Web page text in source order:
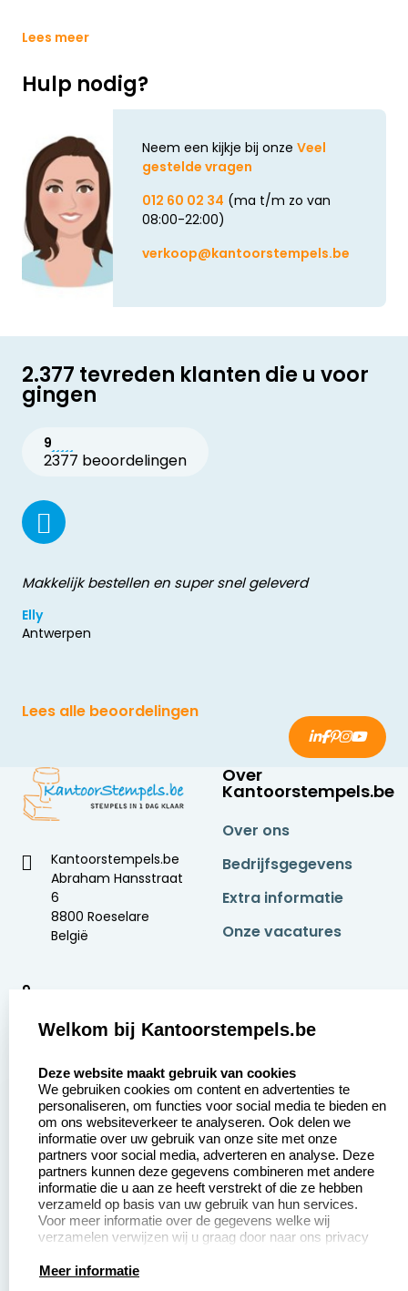
Lees meer
Hulp nodig?
Neem een kijkje bij onze Veel
gestelde vragen
012 60 02 34 (ma t/m zo van
08:00-22:00)
verkoop@kantoorstempels.be
2.377 tevreden klanten die u voor
gingen
9
2377 beoordelingen
Makkelijk bestellen en super snel geleverd
Elly
Antwerpen
Lees alle beoordelingen
Kantoorstempels.be
Abraham Hansstraat
6
8800 Roeselare
België
9
Over
Kantoorstempels.be
Over ons
Bedrijfsgegevens
Extra informatie
Onze vacatures
Aanvraag op maat
Betaling &
Verzending
Wederverkoper
worden
Contact opnemen
Veel gestelde vragen
Retourneren
Herroepingsrecht
Productinformatie:
Welkom bij Kantoorstempels.be
Deze website maakt gebruik van cookies
We gebruiken cookies om content en advertenties te
personaliseren, om functies voor social media te bieden en
om ons websiteverkeer te analyseren. Ook delen we
informatie over uw gebruik van onze site met onze
partners voor social media, adverteren en analyse. Deze
partners kunnen deze gegevens combineren met andere
informatie die u aan ze heeft verstrekt of die ze hebben
verzameld op basis van uw gebruik van hun services.
Voor meer informatie over de gegevens welke wij
verzamelen verwijzen wij u graag door naar ons privacy
Meer informatie